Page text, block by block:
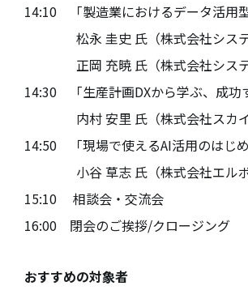
14:10 「製造業におけるデータ活用型
松永 圭史 氏（株式会社システ
正岡 充暁 氏（株式会社システム
14:30 「生産計画DXから学ぶ、成功
内村 安里 氏（株式会社スカイデ
14:50 「現場で使えるAI活用のはじ
小谷 草志 氏（株式会社エルボ
15:10 相談会・交流会
16:00 閉会のご挨拶/クロージング
おすすめの対象者